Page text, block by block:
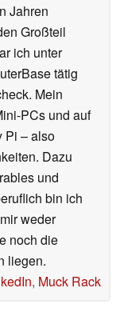
Jahren
Großteil
ich unter
tätig
Mein
PCs und auf
Pi – also
Dazu
und
bin ich
weder
noch die
liegen.
, Muck Rack